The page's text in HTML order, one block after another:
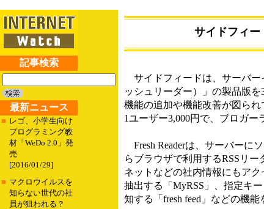
記事検索
最新ニュース
■ レゴ、小学生向け
プログラミング教
材「WeDo 2.0」発
売
[2016/01/29]
■ マクロウイルスを
知らない世代の社
員が狙われる？
サイドフィー
サイドフィードは、サーバー
ッシュリーダー）」の製品版
機能の追加や機能改善が図ら
1ユーザー3,000円で、ブロガー
Fresh Readerは、サーバーに
らブラウザで利用するRSSリ
ネットなどの社内情報にもア
抽出する「MyRSS」、指定キ
知する「fresh feed」などの機能